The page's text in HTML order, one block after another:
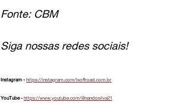
Fonte: CBM
Siga nossas redes sociais!
Instagram - https://instagram.com/lsoffroad.com.br
YouTube - https://www.youtube.com/@nandosilva21